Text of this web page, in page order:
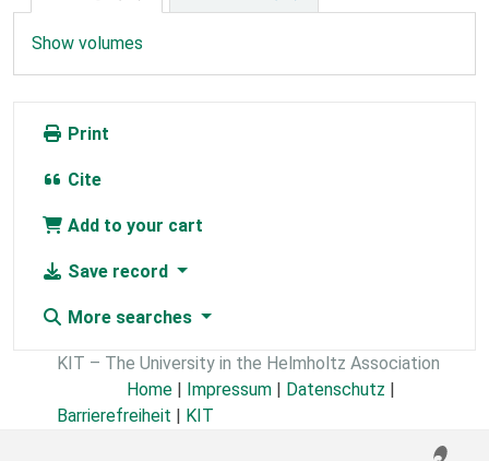
Show volumes
Print
Cite
Add to your cart
Save record
More searches
KIT – The University in the Helmholtz Association
Home
Impressum Datenschutz
Barrierefreiheit
KIT